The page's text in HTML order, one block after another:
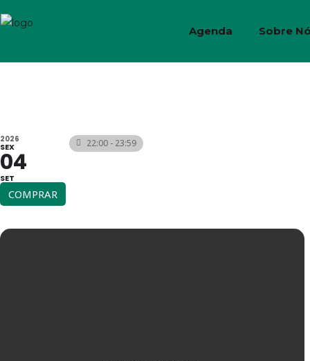
Agenda Sobre
2026
SEX
04
SET
22:00 - 23:59
COMPRAR